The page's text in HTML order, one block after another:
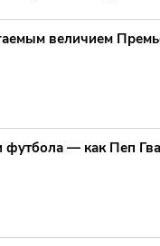
величием
футбола — как Пеп